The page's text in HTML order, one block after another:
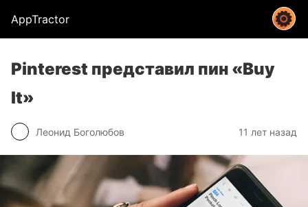
AppTractor
Pinterest представил пин «Buy
It»
Леонид Боголюбов 11 лет назад